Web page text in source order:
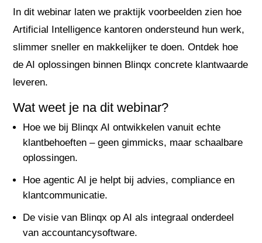
In dit webinar laten we praktijk voorbeelden zien hoe
Artificial Intelligence kantoren ondersteund hun werk,
slimmer sneller en makkelijker te doen. Ontdek hoe
de AI oplossingen binnen Blinqx concrete klantwaarde
leveren.
Wat weet je na dit webinar?
Hoe we bij Blinqx AI ontwikkelen vanuit echte
klantbehoeften – geen gimmicks, maar schaalbare
oplossingen.
Hoe agentic AI je helpt bij advies, compliance en
klantcommunicatie.
De visie van Blinqx op AI als integraal onderdeel
van accountancysoftware.